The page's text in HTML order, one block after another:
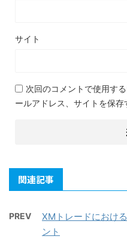
サイト
次回のコメントで使用す
ールアドレス、サイトを保存
関連記事
PREV
XMトレードにおけ
ント